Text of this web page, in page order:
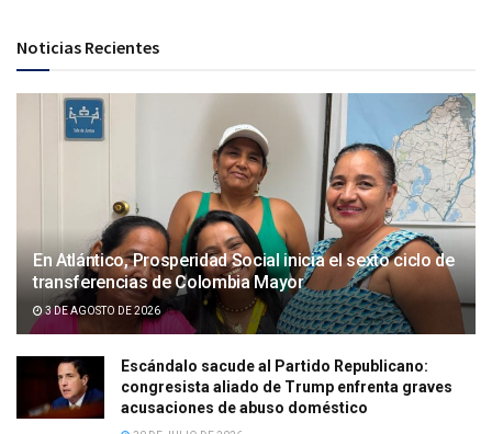
Noticias Recientes
En Atlántico, Prosperidad Social inicia el sexto ciclo de
transferencias de Colombia Mayor
3 DE AGOSTO DE 2026
Escándalo sacude al Partido Republicano:
congresista aliado de Trump enfrenta graves
acusaciones de abuso doméstico